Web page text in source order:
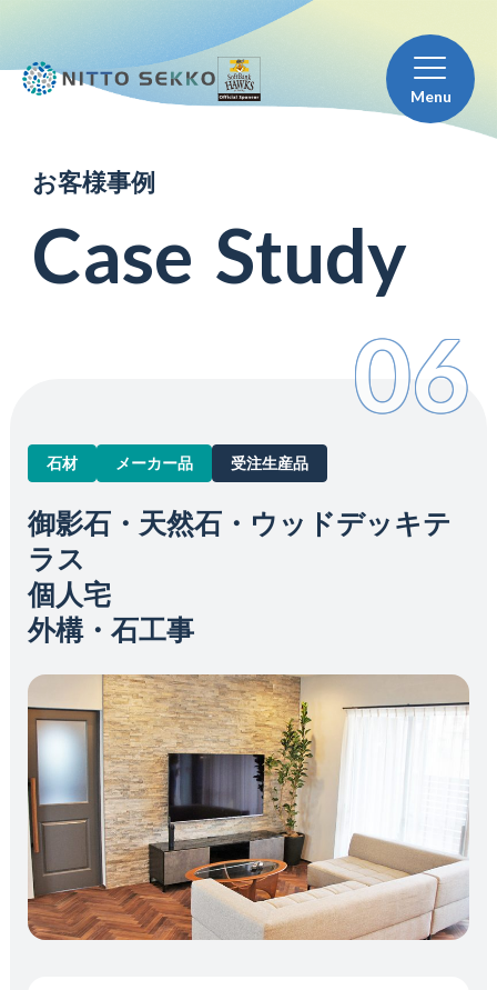
Menu
お客様事例
Case Study
06
石材 メーカー品 受注生産品
御影石・天然石・ウッドデッキテ
ラス
個人宅
外構・石工事